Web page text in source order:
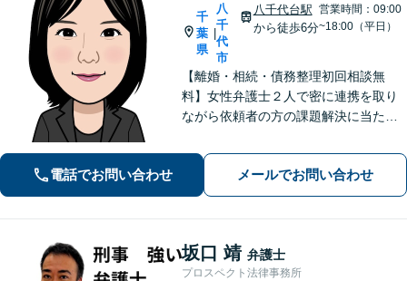
千
葉
県
八
千
代
市
八千代台駅
から徒歩6分
営業時間：09:00
~18:00（平日）
【離婚・相続・債務整理初回相談無
料】女性弁護士２人で密に連携を取り
ながら依頼者の方の課題解決に当たり
か迷っていらっしゃる方も、ぜひお気
軽にご相談ください。感情面も含め丁
寧にお話をお聞きします。
電話でお問い合わせ メールでお問い合わせ
坂口 靖 弁護士
プロスペクト法律事務所